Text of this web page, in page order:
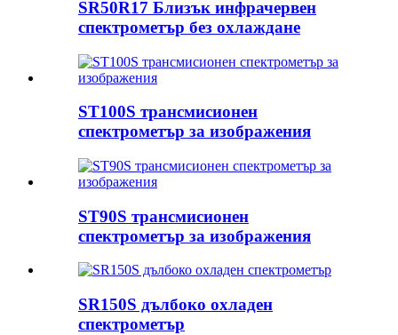
SR50R17 Близък инфрачервен
спектрометър без охлаждане
ST100S трансмисионен
спектрометър за изображения
ST90S трансмисионен
спектрометър за изображения
SR150S дълбоко охладен
спектрометър